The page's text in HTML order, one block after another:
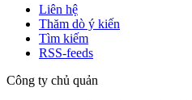
Liên hệ
Thăm dò ý kiến
Tìm kiếm
RSS-feeds
Công ty chủ quản